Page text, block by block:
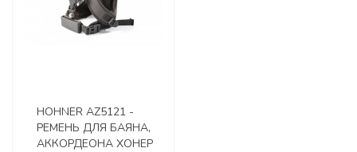
HOHNER AZ5121 -
РЕМЕНЬ ДЛЯ БАЯНА,
АККОРДЕОНА ХОНЕР